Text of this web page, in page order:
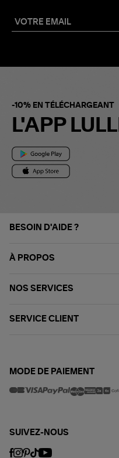
-10% EN TÉLÉCHARGEANT
L'APP LULLI
BESOIN D'AIDE ?
À PROPOS
NOS SERVICES
SERVICE CLIENT
MODE DE PAIEMENT
SUIVEZ-NOUS